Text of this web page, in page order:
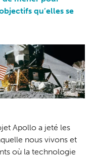
qu’elles se
Apollo a jeté les
nous vivons et
où la technologie